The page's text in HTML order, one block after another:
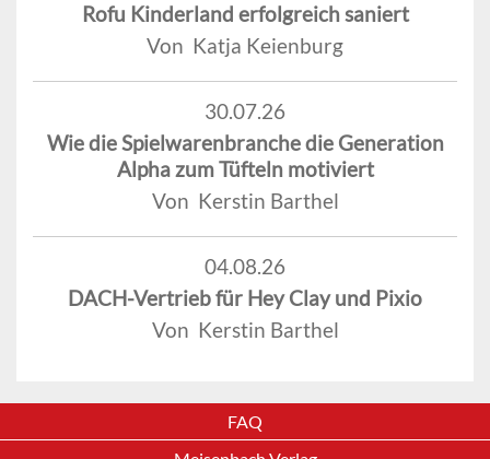
Rofu Kinderland erfolgreich saniert
Von Katja Keienburg
30.07.26
Wie die Spielwarenbranche die Generation
Alpha zum Tüfteln motiviert
Von Kerstin Barthel
04.08.26
DACH-Vertrieb für Hey Clay und Pixio
Von Kerstin Barthel
FAQ